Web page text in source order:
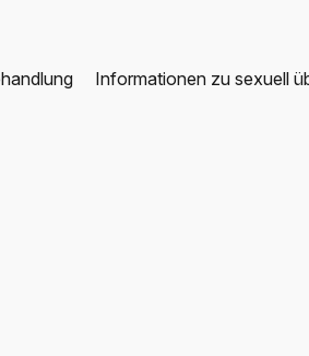
Informationen zu sexuell